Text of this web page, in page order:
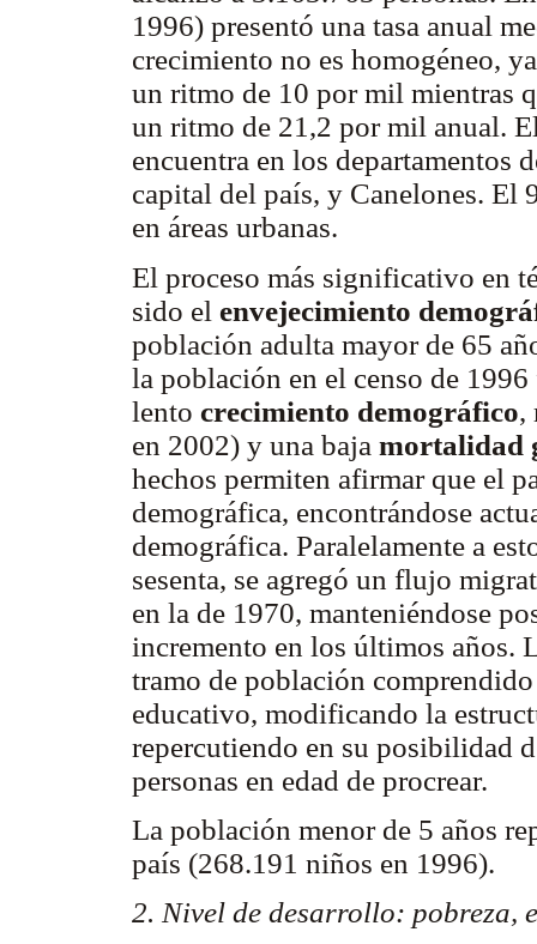
1996) presentó una tasa anual
crecimiento no es homogéneo,
un ritmo de 10 por mil mientras
un ritmo de 21,2 por mil anual.
encuentra en los departamentos
capital del país, y Canelones. El
en áreas urbanas.
El proceso más significativo en
sido el envejecimiento
población adulta mayor de 65
la población en el censo de
lento crecimiento demográfico,
en 2002) y una baja mortalidad
hechos permiten afirmar que el
demográfica, encontrándose
demográfica. Paralelamente a
sesenta, se agregó un flujo
en la de 1970, manteniéndose
incremento en los últimos años.
tramo de población
educativo, modificando la
repercutiendo en su posibilidad
personas en edad de procrear.
La población menor de 5 años
país (268.191 niños en 1996).
2. Nivel de desarrollo: pobreza,